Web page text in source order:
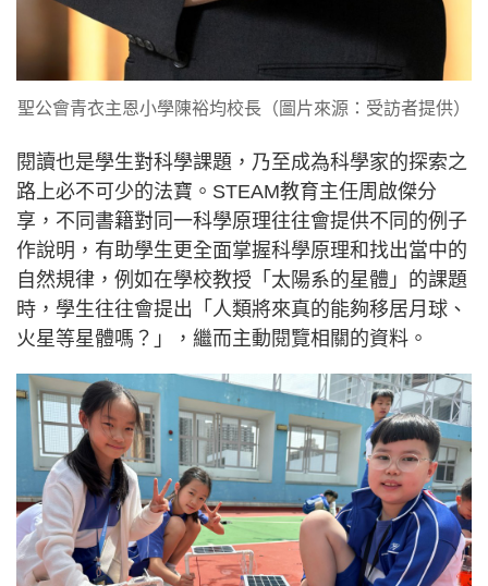
聖公會青衣主恩小學陳裕均校長（圖片來源：受訪者提供）
閱讀也是學生對科學課題，乃至成為科學家的探索之
路上必不可少的法寶。STEAM教育主任周啟傑分
享，不同書籍對同一科學原理往往會提供不同的例子
作說明，有助學生更全面掌握科學原理和找出當中的
自然規律，例如在學校教授「太陽系的星體」的課題
時，學生往往會提出「人類將來真的能夠移居月球、
火星等星體嗎？」，繼而主動閱覽相關的資料。